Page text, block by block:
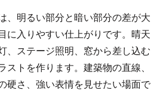
、明るい部分と暗い部分の差が大
に入りやすい仕上がりです。晴天
、ステージ照明、窓から差し込む
ストを作ります。建築物の直線、
硬さ、強い表情を見せたい場面で